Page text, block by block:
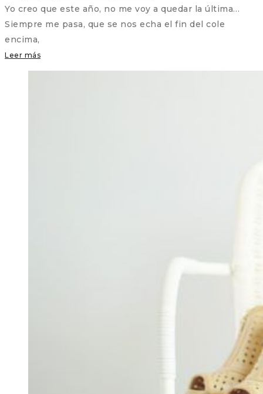
Yo creo que este año, no me voy a quedar la última…
Siempre me pasa, que se nos echa el fin del cole
encima,
Leer más